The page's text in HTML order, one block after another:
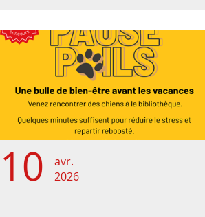
10
avr.
2026